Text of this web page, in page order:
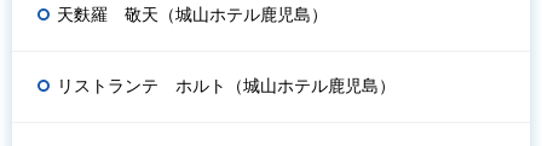
天麩羅 敬天（城山ホテル鹿児島）
リストランテ ホルト（城山ホテル鹿児島）